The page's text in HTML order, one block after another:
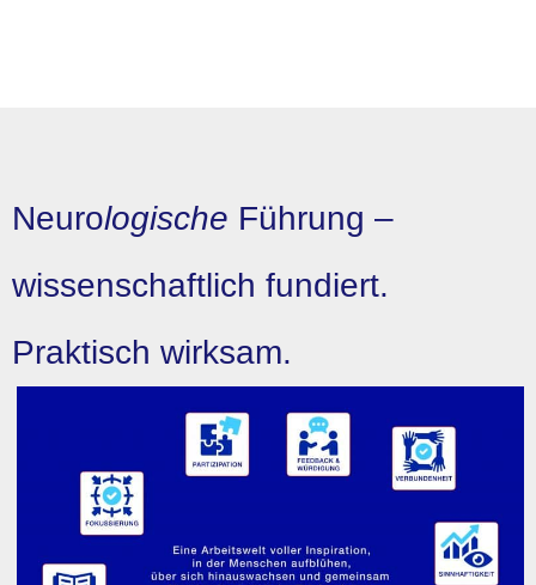
Neurologische Führung –
wissenschaftlich fundiert.
Praktisch wirksam.